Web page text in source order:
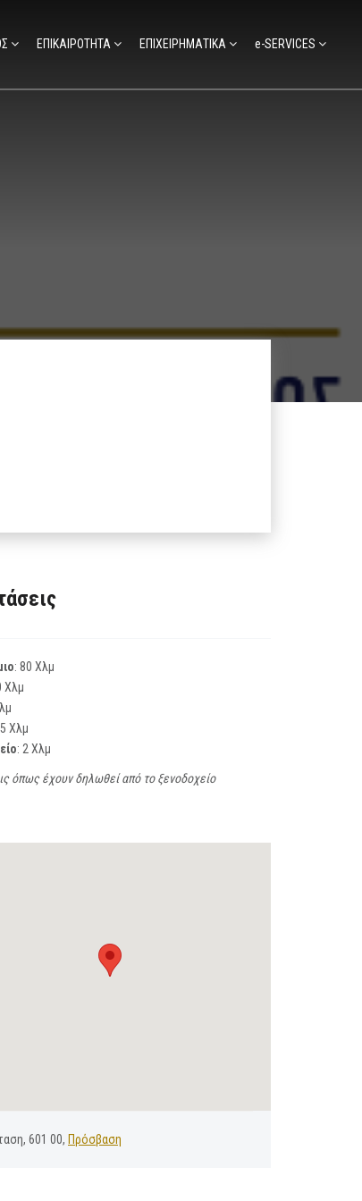
ΕΠΙΚΑΙΡΟΤΗΤΑ ΕΠΙΧΕΙΡΗΜΑΤΙΚΑ e-SERVICES
: 80 Χλμ
Χλμ
Χλμ
: 2 Χλμ
όπως έχουν δηλωθεί από το ξενοδοχείο
601 00, Πρόσβαση